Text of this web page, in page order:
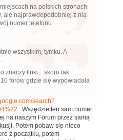
na polskich stronach
ale najprawdopodobniej z nią
numer telefonu
wszystkim, tymku. A
znaczy linki... skoro tak
forów gdzie się wypowiadała
search?
. Wszędzie ten sam numer
na naszym Forum przez samą
Potem pobaw się nieco
z początku, potem